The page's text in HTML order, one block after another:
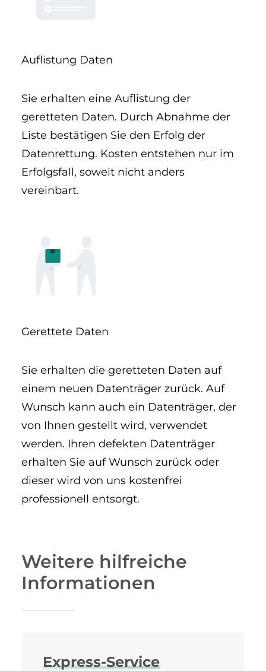
Auflistung Daten
Sie erhalten eine Auflistung der
geretteten Daten. Durch Abnahme der
Liste bestätigen Sie den Erfolg der
Datenrettung. Kosten entstehen nur im
Erfolgsfall, soweit nicht anders
vereinbart.
Gerettete Daten
Sie erhalten die geretteten Daten auf
einem neuen Datenträger zurück. Auf
Wunsch kann auch ein Datenträger, der
von Ihnen gestellt wird, verwendet
werden. Ihren defekten Datenträger
erhalten Sie auf Wunsch zurück oder
dieser wird von uns kostenfrei
professionell entsorgt.
Weitere hilfreiche
Informationen
Express-Service